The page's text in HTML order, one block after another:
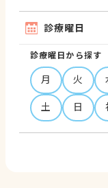
診療曜日
診療曜日から探す
月 火
土
日